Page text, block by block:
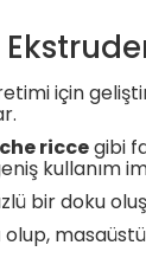
için
riccegibi
kullanım
bir doku
olup,